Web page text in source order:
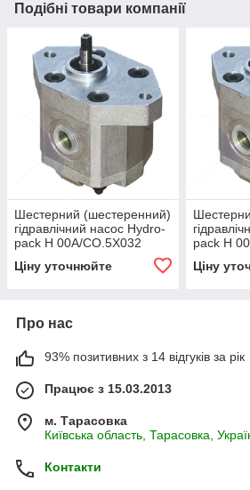
Подібні товари компанії
Шестерний (шестеренний)
гідравлічний насос Hydro-
pack H 00A/CO.5X032
Ціну уточнюйте
pack H
Ціну
Про нас
93% позитивних з 14 відгуків за рік
Працює з 15.03.2013
м. Тарасовка
Київська область, Тарасовка,
Контакти